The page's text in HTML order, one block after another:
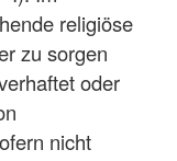
religiöse
zu sorgen
oder
nicht